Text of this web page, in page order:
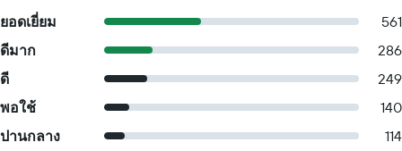
ยอดเยี่ยม
561
ดีมาก
286
ดี
249
พอใช้
140
ปานกลาง
114